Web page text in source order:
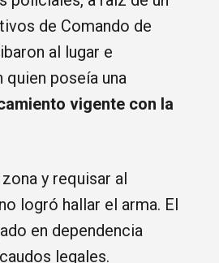
de Comando de
al lugar e
poseía una
vigente con la
y requisar al
logró hallar el arma. El
en dependencia
legales.